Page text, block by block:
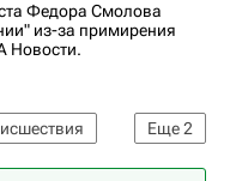
Федора Смолова
из-за примирения
Новости.
Еще2